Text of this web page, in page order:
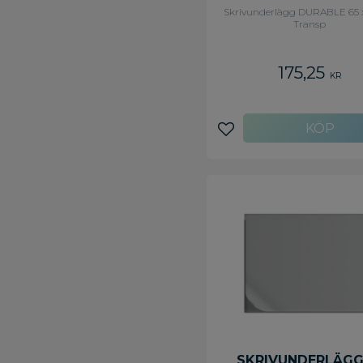
TRANSP
Skrivunderlägg DURABLE 65
Transp
175,25 KR
Lägg till i favoriter